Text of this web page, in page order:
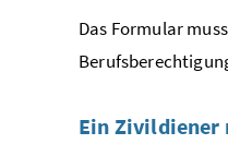
Das Formular
Ein Zivildiener